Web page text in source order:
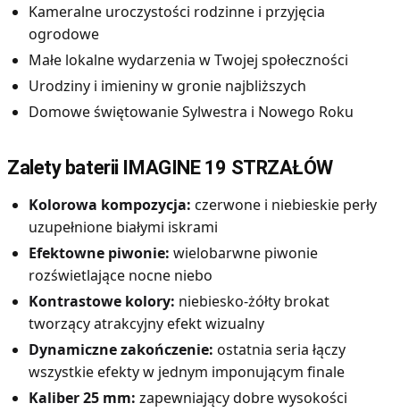
Kameralne uroczystości rodzinne i przyjęcia
ogrodowe
Małe lokalne wydarzenia w Twojej społeczności
Urodziny i imieniny w gronie najbliższych
Domowe świętowanie Sylwestra i Nowego Roku
Zalety baterii IMAGINE 19 STRZAŁÓW
Kolorowa kompozycja: czerwone i niebieskie perły
uzupełnione białymi iskrami
Efektowne piwonie: wielobarwne piwonie
rozświetlające nocne niebo
Kontrastowe kolory: niebiesko-żółty brokat
tworzący atrakcyjny efekt wizualny
Dynamiczne zakończenie: ostatnia seria łączy
wszystkie efekty w jednym imponującym finale
Kaliber 25 mm: zapewniający dobre wysokości